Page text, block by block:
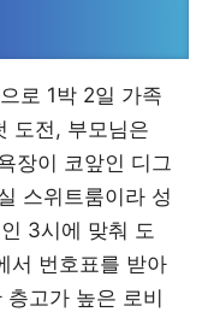
로 1박 2일 가족
도전, 부모님은
장이 코앞인 디그
스위트룸이라 성
3시에 맞춰 도
서 번호표를 받아
고가 높은 로비